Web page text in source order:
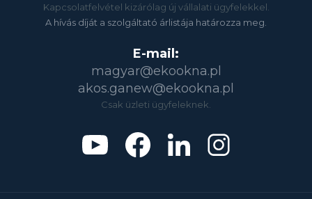
Kapcsolatfelvétel kizárólag új vállalati ügyfelekkel.
A hívás díját a szolgáltató árlistája határozza meg.
E-mail:
magyar@ekookna.pl
akos.ganew@ekookna.pl
Csak üzleti ügyfeleknek.